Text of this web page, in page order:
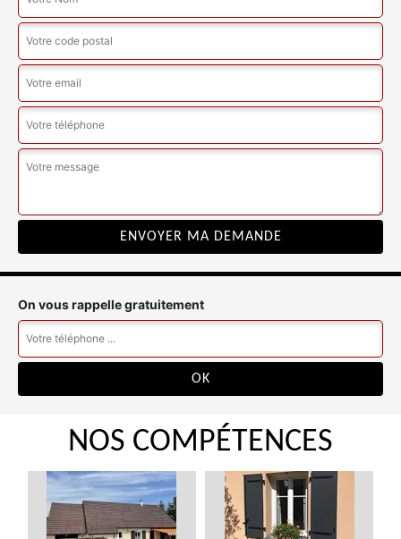
On vous rappelle gratuitement
NOS COMPÉTENCES